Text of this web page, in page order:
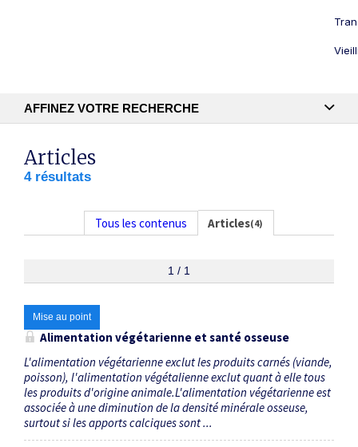
AFFINEZ VOTRE RECHERCHE
Végétalien ×
Dates
Du
Articles
4 résultats
Tous les contenus Articles(4)
1 / 1
Mise au point
Alimentation végétarienne et santé osseuse
L'alimentation végétarienne exclut les produits carnés (viande,
poisson), l'alimentation végétalienne exclut quant à elle tous
les produits d'origine animale.L'alimentation végétarienne est
associée à une diminution de la densité minérale osseuse,
surtout si les apports calciques sont ...